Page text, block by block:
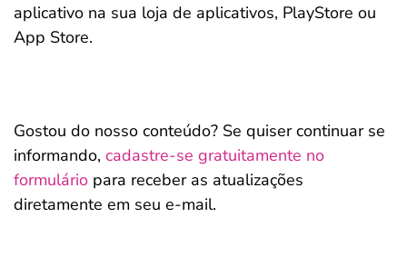
aplicativo na sua loja de aplicativos, PlayStore ou
App Store.
Gostou do nosso conteúdo? Se quiser continuar se
informando, cadastre-se gratuitamente no
formulário para receber as atualizações
diretamente em seu e-mail.